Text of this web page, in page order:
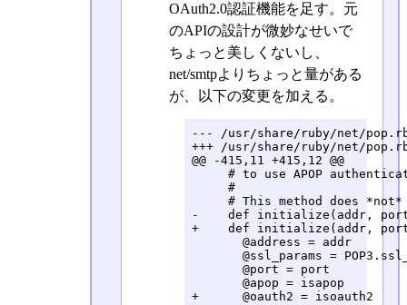
OAuth2.0認証機能を足す。元
のAPIの設計が微妙なせいで
ちょっと美しくないし、
net/smtpよりちょっと量がある
が、以下の変更を加える。
--- /usr/share/ruby/net/
+++ /usr/share/ruby/net/pop.rb
@@ -415,11 +415,12 @@
# to use APOP
     #
# This method does
-    def initialize(addr,
+    def initialize(addr,
       @address = addr
@ssl_params =
       @port = port
       @apop = isapop
+      @oauth2 = isoauth2